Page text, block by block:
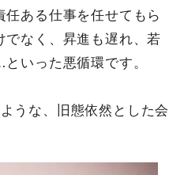
ある仕事を任せてもら
でなく、昇進も遅れ、若
いった悪循環です。
うな、旧態依然とした会